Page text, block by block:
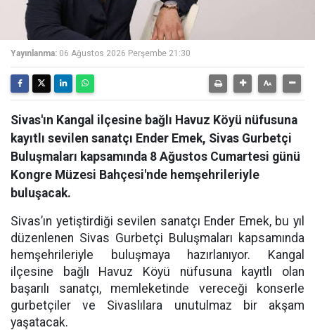
Yayınlanma: 06 Ağustos 2026 Perşembe 21:30
Sivas'ın Kangal ilçesine bağlı Havuz Köyü nüfusuna
kayıtlı sevilen sanatçı Ender Emek, Sivas Gurbetçi
Buluşmaları kapsamında 8 Ağustos Cumartesi günü
Kongre Müzesi Bahçesi'nde hemşehrileriyle
buluşacak.
Sivas’ın yetiştirdiği sevilen sanatçı Ender Emek, bu yıl
düzenlenen Sivas Gurbetçi Buluşmaları kapsamında
hemşehrileriyle buluşmaya hazırlanıyor. Kangal
ilçesine bağlı Havuz Köyü nüfusuna kayıtlı olan
başarılı sanatçı, memleketinde vereceği konserle
gurbetçiler ve Sivaslılara unutulmaz bir akşam
yaşatacak.